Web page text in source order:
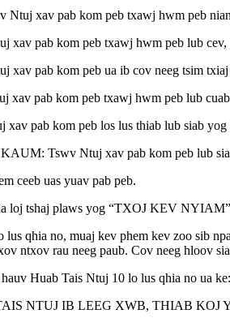
xav pab kom peb txawj hwm peb
pab kom peb txawj hwm peb lub cev,
pab kom peb ua ib cov neeg tsim
pab kom peb txawj hwm peb lub cuab
pab kom peb los lus thiab lub siab yog
Tswv Ntuj xav pab kom peb lub
ceeb uas yuav pab peb.
loj tshaj plaws yog “TXOJ KEV
qhia no, muaj kev phem kev zoo sib
ntxov rau neeg paub. Cov neeg hloov
Huab Tais Ntuj 10 lo lus qhia no ua ke:
NTUJ IB LEEG XWB, THIAB